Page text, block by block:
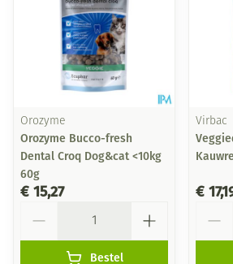
Orozyme
Orozyme Bucco-fresh
Dental Croq Dog&cat <10kg
60g
€ 15,27
Bestel
Virbac
€